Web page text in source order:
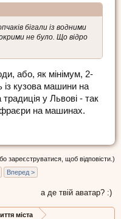
бігали із водними
не було. Що відро
або, як мінімум, 2-
із кузова машини на
у Львові - так
на машинах.
зареєструватися, щоб відповісти.)
Вперед >
а де твій аватар? :)
міста